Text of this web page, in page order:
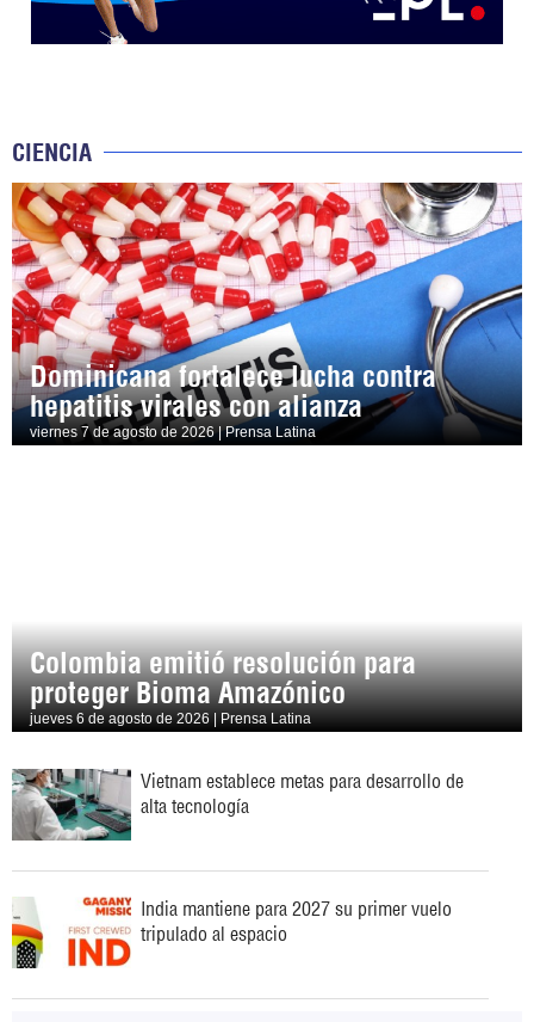
CIENCIA
Dominicana fortalece lucha contra
hepatitis virales con alianza
viernes 7 de agosto de 2026 | Prensa Latina
Colombia emitió resolución para
proteger Bioma Amazónico
jueves 6 de agosto de 2026 | Prensa Latina
Vietnam establece metas para desarrollo de
alta tecnología
India mantiene para 2027 su primer vuelo
tripulado al espacio